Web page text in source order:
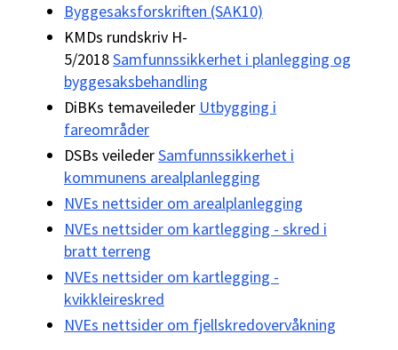
Byggesaksforskriften (SAK10)
KMDs rundskriv H-
5/2018Samfunnssikkerhet i planlegging og
byggesaksbehandling
DiBKs temaveileder Utbygging i
fareområder
DSBs veilederSamfunnssikkerhet i
kommunens arealplanlegging
NVEs nettsider om arealplanlegging
NVEs nettsider om kartlegging - skred i
bratt terreng
NVEs nettsider om kartlegging -
kvikkleireskred
NVEs nettsider om fjellskredovervåkning